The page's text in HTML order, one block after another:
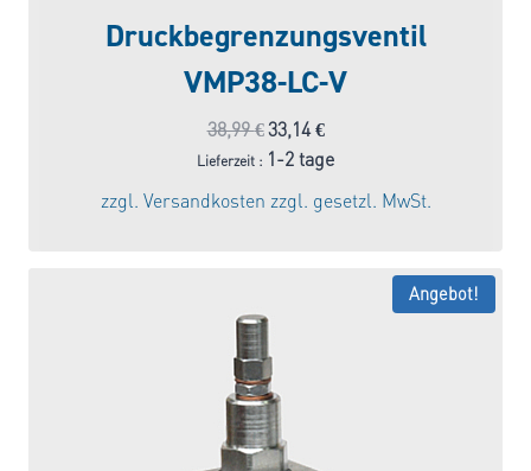
Druckbegrenzungsventil
VMP38-LC-V
38,99€Ursprünglicher
Preis
war:
38,99 €
33,14€Aktueller
Preis
Lieferzeit : 1-2 tage
zzgl. Versandkosten zzgl. gesetzl. MwSt.
Angebot!